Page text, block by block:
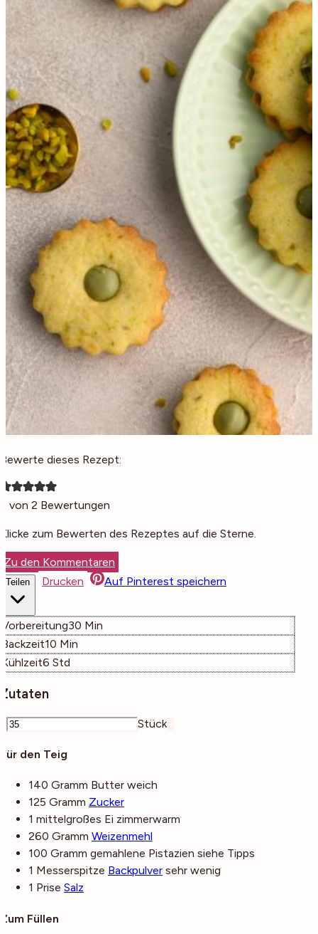
Bewerte dieses Rezept:
von 2 Bewertungen
Klicke zum Bewerten des Rezeptes auf die Sterne.
Zu den Kommentaren
Teilen Drucken Auf Pinterest speichern
Vorbereitung30 Minuten
Min
Backzeit10 Minuten
Min
Kühlzeit6 Stunden
Std
Zutaten
Stück
Für den Teig
140 Gramm Butter weich
125 Gramm Zucker
1 mittelgroßes Ei zimmerwarm
260 Gramm Weizenmehl
100 Gramm gemahlene Pistazien siehe Tipps
1 Messerspitze Backpulver sehr wenig
1 Prise Salz
Zum Füllen